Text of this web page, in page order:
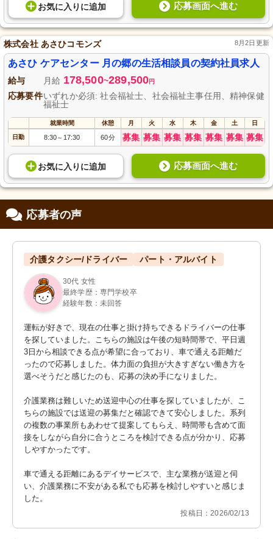
お気に入り に追加 応募画面へ進む
株式会社 あさひコモンズ 8月2日更新
あさひ ケアセンター 月の郷の生活相談員の契約社員求人
給与 月給 178,500~289,500円
応募要件いずれか必須: 社会福祉士、社会福祉主事任用、精神保健
福祉士
就業時間 休憩 月 火 水 木 金 土 日
日勤 8:30～ 17:30 60分 募集 募集 募集 募集 募集 募集 募集
お気に入り に追加 応募画面へ進む
応募者の声
介護タクシー/ドライバー パート・アルバイト
30代 女性
最終学歴：専門学校卒
経験年数：未回答
運転が好きで、現在の仕事と掛け持ちできるドライバーの仕事
を探していました。こちらの施設は午後の短時間帯で、平日週
3日から相談できる点が希望に合っており、車で通える距離だ
ったので応募しました。体力面の負担が大きすぎない働き方を
選べそうだと感じたのも、応募の決め手になりました。
介護業務は難しいため送迎中心の仕事を探していましたが、こ
ちらの施設では送迎の募集だと確認できて安心しました。系列
の複数の事業所もあわせて提案してもらえ、時間帯も含めて面
接をしながら自分に合うところを検討できる点が分かり、応募
しやすかったです。
車で通える距離にあるデイサービスで、主な業務が送迎と伺
い、介護業務に不安がある私でも応募を検討しやすいと感じま
した。
投稿日：2026/02/13